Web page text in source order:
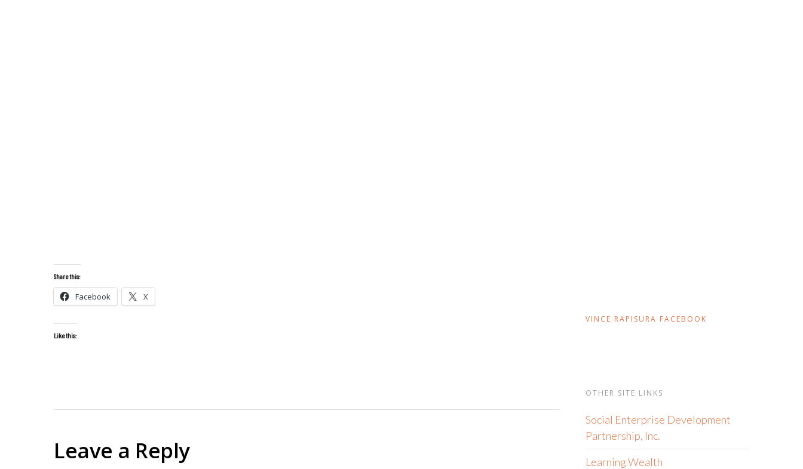
Share this:
Facebook X
Like this:
Leave a Reply
VINCE RAPISURA FACEBOOK
OTHER SITE LINKS
Social Enterprise Development
Partnership, Inc.
Learning Wealth